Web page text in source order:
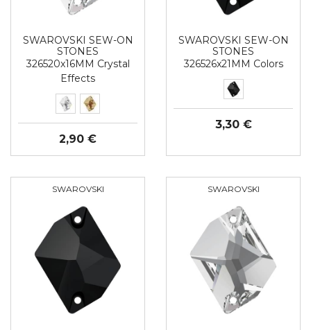
SWAROVSKI SEW-ON
STONES
326520x16MM Crystal
Effects
2,90 €
SWAROVSKI SEW-ON
STONES
326526x21MM Colors
3,30 €
SWAROVSKI SWAROVSKI